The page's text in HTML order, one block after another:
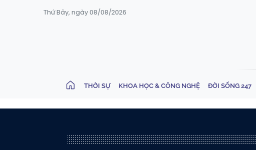
Thứ Bảy, ngày 08/08/2026
THỜI SỰ KHOA HỌC & CÔNG NGHỆ ĐỜI SỐNG 247